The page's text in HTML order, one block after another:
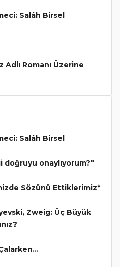
Salâh Birsel
Adlı Romanı Üzerine
Salâh Birsel
doğruyu onaylıyorum?"
Sözünü Ettiklerimiz*
Zweig: Üç Büyük